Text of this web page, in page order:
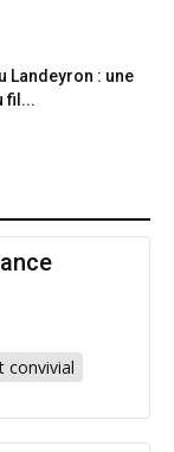
Landeyron : une
fil...
convivial